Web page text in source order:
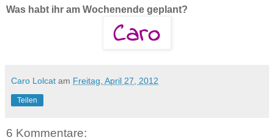
Was habt ihr am Wochenende geplant?
Caro Lolcat am Freitag, April 27, 2012
Teilen
6 Kommentare: